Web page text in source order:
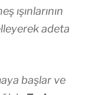
ışınlarının
adeta
başlar ve